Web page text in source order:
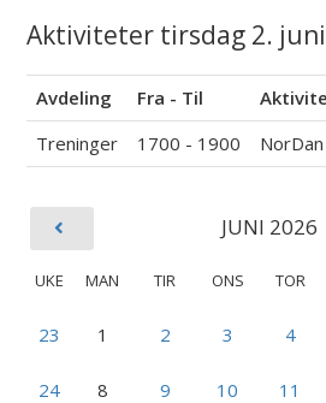
Aktiviteter tirsdag 2.
Avdeling Fra - Til
Treninger
1700 - 1900 NorDan
JUNI 2026
UKE MAN TIR ONS TOR
23 1 2 3 4
24 8 9 10 11